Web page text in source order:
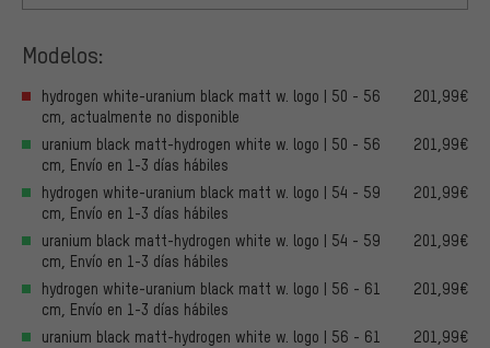
Modelos:
hydrogen white-uranium black matt w. logo | 50 - 56
cm, actualmente no disponible
201,99€
uranium black matt-hydrogen white w. logo | 50 - 56
cm, Envío en 1-3 días hábiles
201,99€
hydrogen white-uranium black matt w. logo | 54 - 59
cm, Envío en 1-3 días hábiles
201,99€
uranium black matt-hydrogen white w. logo | 54 - 59
cm, Envío en 1-3 días hábiles
201,99€
hydrogen white-uranium black matt w. logo | 56 - 61
cm, Envío en 1-3 días hábiles
201,99€
uranium black matt-hydrogen white w. logo | 56 - 61
201,99€